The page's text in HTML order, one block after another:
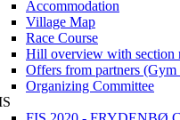
Accommodation
Village Map
Race Course
Hill overview with section
Offers from partners (Gym
Organizing Committee